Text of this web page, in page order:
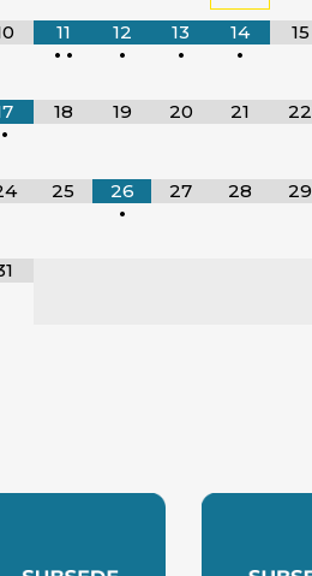
11
• •
12
•
13
•
14
•
15
•
18 19 20 21 22
25
26
•
27 28 29